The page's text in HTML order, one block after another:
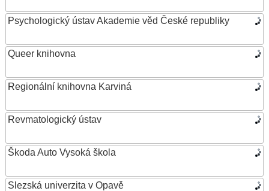
Psychologický ústav Akademie věd České republiky
Queer knihovna
Regionální knihovna Karviná
Revmatologický ústav
Škoda Auto Vysoká škola
Slezská univerzita v Opavě